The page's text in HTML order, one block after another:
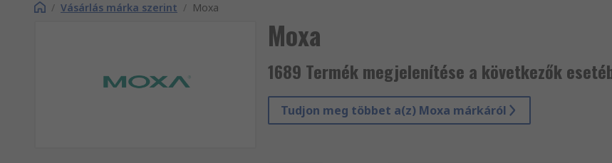
/ Vásárlás márka szerint / Moxa
Moxa
1689 Termék megjelenítése a következők
Tudjon meg többet a(z) Moxa márkáról